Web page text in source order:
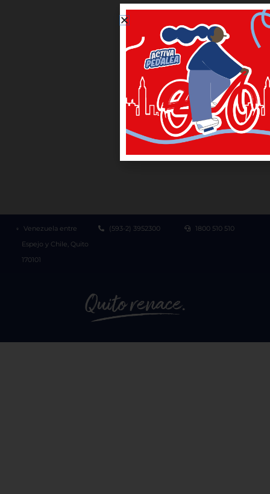
Venezuela entre
Espejo y Chile, Quito
170101
(593-2) 3952300 1800 510 510